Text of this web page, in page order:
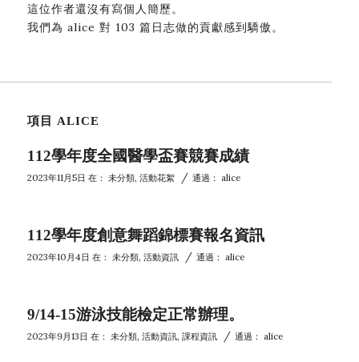
這位作者還沒有寫個人簡歷。
我們為 alice 對 103 篇日志做的貢獻感到驕傲。
項目 ALICE
112學年度全國醫學盃賽競賽成績
2023年11月5日 在： 未分類, 活動花絮 / 通過： alice
112學年度創意舞蹈錦標賽報名資訊
2023年10月4日 在： 未分類, 活動資訊 / 通過： alice
9/14-15游泳技能檢定正常辦理。
2023年9月13日 在： 未分類, 活動資訊, 課程資訊 / 通過： alice